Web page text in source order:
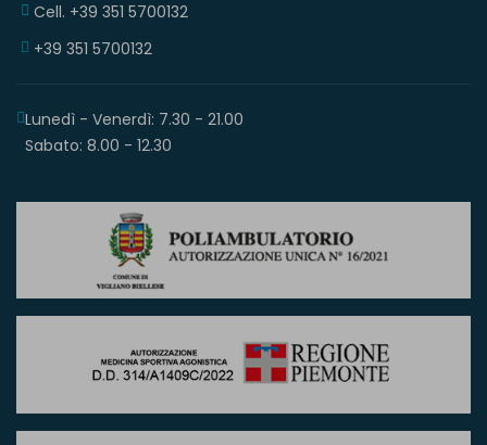
Cell. +39 351 5700132
+39 351 5700132
Lunedì - Venerdì: 7.30 - 21.00
Sabato: 8.00 - 12.30